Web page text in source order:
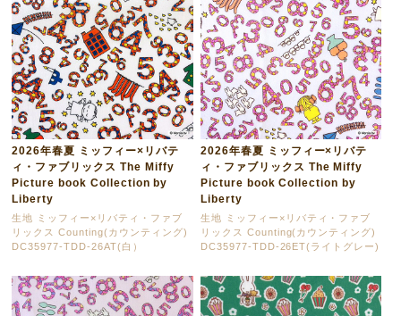
2026年春夏 ミッフィー×リバテ
ィ・ファブリックス The Miffy
Picture book Collection by
Liberty
生地 ミッフィー×リバティ・ファブ
リックス Counting(カウンティング)
DC35977-TDD-26AT(白）
2026年春夏 ミッフィー×リバテ
ィ・ファブリックス The Miffy
Picture book Collection by
Liberty
生地 ミッフィー×リバティ・ファブ
リックス Counting(カウンティング)
DC35977-TDD-26ET(ライトグレー)